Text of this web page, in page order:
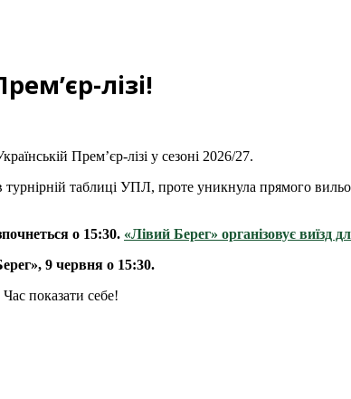
лізі!
Прем’єр-лізі у сезоні 2026/27.
таблиці УПЛ, проте уникнула прямого
о 15:30. «Лівий Берег» організовує виїзд
9 червня о 15:30.
показати себе!